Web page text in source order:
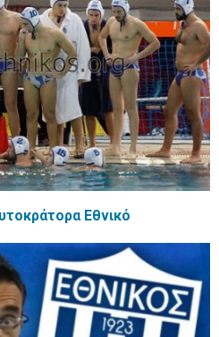
Εθνικό